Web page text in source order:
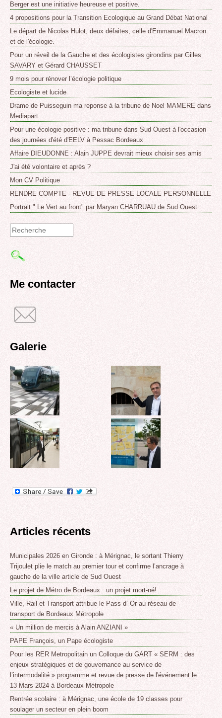
Berger est une initiative heureuse et positive.
4 propositions pour la Transition Ecologique au Grand Débat National
Le départ de Nicolas Hulot, deux défaites, celle d'Emmanuel Macron
et de l'écologie.
Pour un réveil de la Gauche et des écologistes girondins par Gilles
SAVARY et Gérard CHAUSSET
9 mois pour rénover l’écologie politique
Ecologiste et lucide
Drame de Puisseguin ma reponse á la tribune de Noel MAMERE dans
Mediapart
Pour une écologie positive : ma tribune dans Sud Ouest à l'occasion
des journées d'été d'EELV à Pessac Bordeaux
Affaire DIEUDONNE : Alain JUPPE devrait mieux choisir ses amis
J'ai été volontaire et après ?
Mon CV Politique
RENDRE COMPTE - REVUE DE PRESSE LOCALE PERSONNELLE
Portrait " Le Vert au front" par Maryan CHARRUAU de Sud Ouest
Formulaire
de
recherche
Me contacter
Galerie
Articles récents
Municipales 2026 en Gironde : à Mérignac, le sortant Thierry
Trijoulet plie le match au premier tour et confirme l’ancrage à
gauche de la ville article de Sud Ouest
Le projet de Métro de Bordeaux : un projet mort-né!
Ville, Rail et Transport attribue le Pass d’ Or au réseau de
transport de Bordeaux Métropole
« Un million de mercis à Alain ANZIANI »
PAPE François, un Pape écologiste
Pour les RER Metropolitain un Colloque du GART « SERM : des
enjeux stratégiques et de gouvernance au service de
l’intermodalité » programme et revue de presse de l'événement le
13 Mars 2024 à Bordeaux Métropole
Rentrée scolaire : à Mérignac, une école de 19 classes pour
soulager un secteur en plein boom